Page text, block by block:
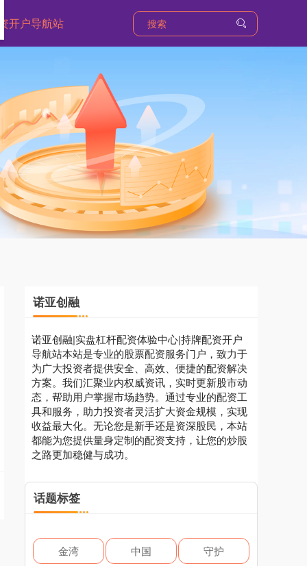
开户导航站
诺亚创融
诺亚创融|实盘杠杆配资体验中心|持牌配资开户
导航站本站是专业的股票配资服务门户，致力于
为广大投资者提供安全、高效、便捷的配资解决
方案。我们汇聚业内权威资讯，实时更新股市动
态，帮助用户掌握市场趋势。通过专业的配资工
具和服务，助力投资者灵活扩大资金规模，实现
收益最大化。无论您是新手还是资深股民，本站
都能为您提供量身定制的配资支持，让您的炒股
之路更加稳健与成功。
话题标签
金湾 中国 守护